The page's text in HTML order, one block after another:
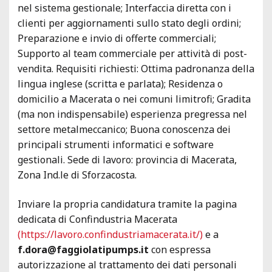
nel sistema gestionale; Interfaccia diretta con i
clienti per aggiornamenti sullo stato degli ordini;
Preparazione e invio di offerte commerciali;
Supporto al team commerciale per attività di post-
vendita. Requisiti richiesti: Ottima padronanza della
lingua inglese (scritta e parlata); Residenza o
domicilio a Macerata o nei comuni limitrofi; Gradita
(ma non indispensabile) esperienza pregressa nel
settore metalmeccanico; Buona conoscenza dei
principali strumenti informatici e software
gestionali. Sede di lavoro: provincia di Macerata,
Zona Ind.le di Sforzacosta.
Inviare la propria candidatura tramite la pagina
dedicata di Confindustria Macerata
(https://lavoro.confindustriamacerata.it/)e a
f.dora@faggiolatipumps.it con espressa
autorizzazione al trattamento dei dati personali